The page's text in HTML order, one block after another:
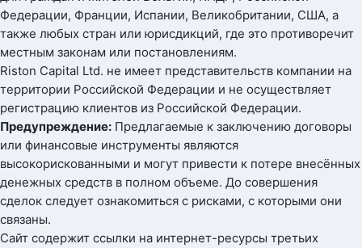
Федерации, Франции, Испании, Великобритании, США, а
также любых стран или юрисдикций, где это противоречит
местным законам или постановлениям.
Riston Capital Ltd. не имеет представительств компании на
территории Российской Федерации и не осуществляет
регистрацию клиентов из Российской Федерации.
Предупреждение: Предлагаемые к заключению договоры
или финансовые инструменты являются
высокорискованными и могут привести к потере внесённых
денежных средств в полном объеме. До совершения
сделок следует ознакомиться с рисками, с которыми они
связаны.
Сайт содержит ссылки на интернет-ресурсы третьих